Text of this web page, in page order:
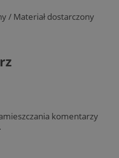
/ Materiał dostarczony
komentarzy